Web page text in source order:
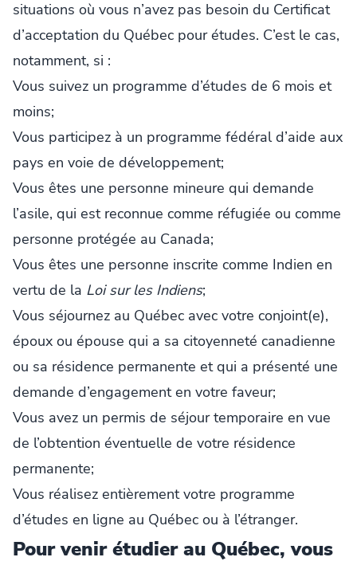
situations où vous n’avez pas besoin du Certificat
d’acceptation du Québec pour études. C’est le cas,
notamment, si :
Vous suivez un programme d’études de 6 mois et
moins;
Vous participez à un programme fédéral d’aide aux
pays en voie de développement;
Vous êtes une personne mineure qui demande
l’asile, qui est reconnue comme réfugiée ou comme
personne protégée au Canada;
Vous êtes une personne inscrite comme Indien en
vertu de la Loi sur les Indiens;
Vous séjournez au Québec avec votre conjoint(e),
époux ou épouse qui a sa citoyenneté canadienne
ou sa résidence permanente et qui a présenté une
demande d’engagement en votre faveur;
Vous avez un permis de séjour temporaire en vue
de l’obtention éventuelle de votre résidence
permanente;
Vous réalisez entièrement votre programme
d’études en ligne au Québec ou à l’étranger.
Pour venir étudier au Québec, vous